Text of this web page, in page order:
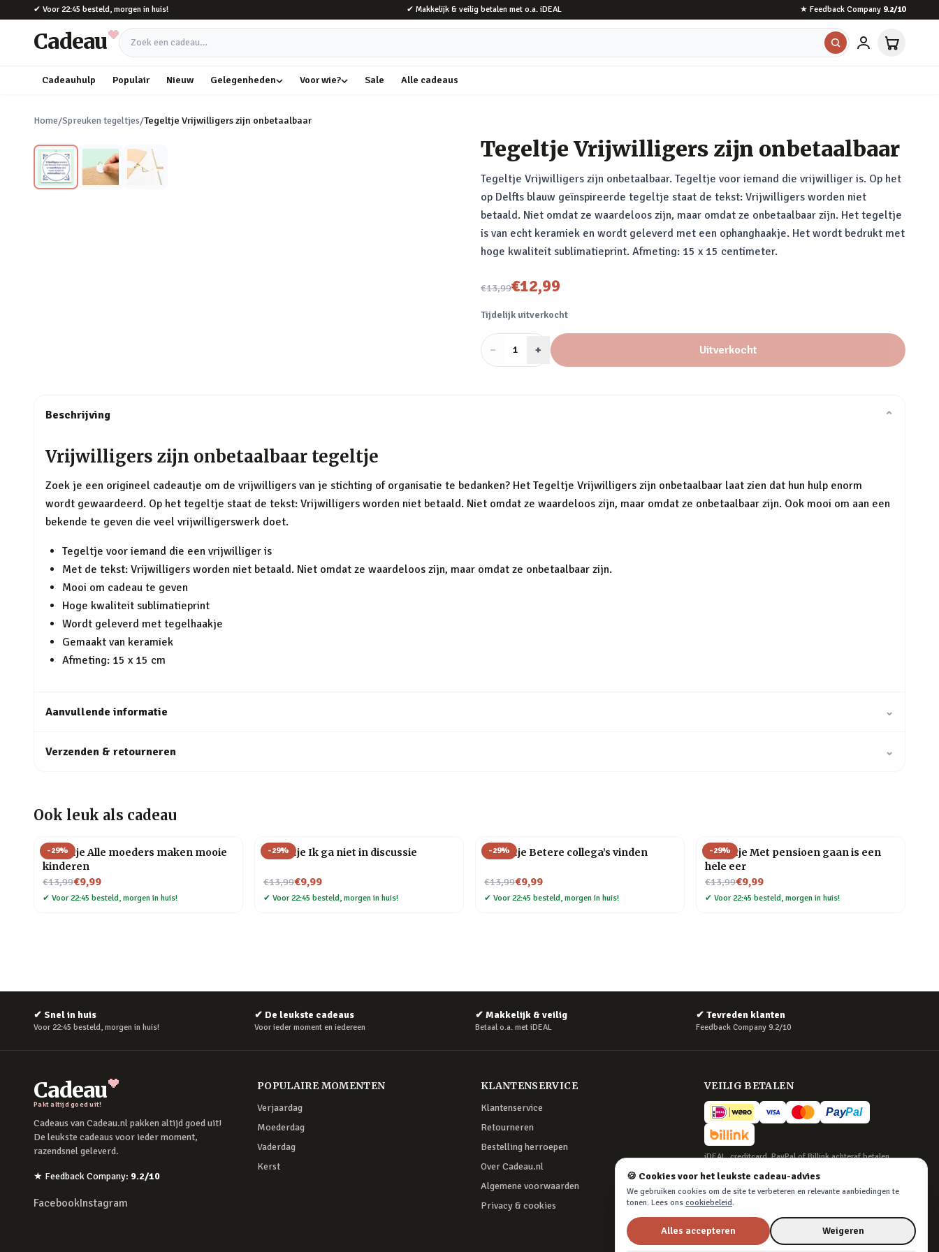
Naar hoofdinhoud
✔ Voor 22:45 besteld, morgen in huis! ✔ Makkelijk & veilig betalen met o.a. iDEAL ★ Feedback Company 9.2/10
Cadeau Zoek een cadeau
Cadeauhulp Populair Nieuw Gelegenheden Voor wie? Sale Alle cadeaus
Home/Spreuken tegeltjes/Tegeltje Vrijwilligers zijn onbetaalbaar
Tegeltje Vrijwilligers zijn onbetaalbaar
Tegeltje Vrijwilligers zijn onbetaalbaar. Tegeltje voor iemand die vrijwilliger is. Op het
op Delfts blauw geïnspireerde tegeltje staat de tekst: Vrijwilligers worden niet
betaald. Niet omdat ze waardeloos zijn, maar omdat ze onbetaalbaar zijn. Het tegeltje
is van echt keramiek en wordt geleverd met een ophanghaakje. Het wordt bedrukt met
hoge kwaliteit sublimatieprint. Afmeting: 15 x 15 centimeter.
€13,99
Nu voor€12,99
Tijdelijk uitverkocht
− Aantal
1 + Uitverkocht
Beschrijving ⌄
Vrijwilligers zijn onbetaalbaar tegeltje
Zoek je een origineel cadeautje om de vrijwilligers van je stichting of organisatie te bedanken? Het Tegeltje Vrijwilligers zijn onbetaalbaar laat zien dat hun hulp enorm
wordt gewaardeerd. Op het tegeltje staat de tekst: Vrijwilligers worden niet betaald. Niet omdat ze waardeloos zijn, maar omdat ze onbetaalbaar zijn. Ook mooi om aan een
bekende te geven die veel vrijwilligerswerk doet.
Tegeltje voor iemand die een vrijwilliger is
Met de tekst: Vrijwilligers worden niet betaald. Niet omdat ze waardeloos zijn, maar omdat ze onbetaalbaar zijn.
Mooi om cadeau te geven
Hoge kwaliteit sublimatieprint
Wordt geleverd met tegelhaakje
Gemaakt van keramiek
Afmeting: 15 x 15 cm
Aanvullende informatie ⌄
Verzenden & retourneren ⌄
Ook leuk als cadeau
-29%
Tegeltje Alle moeders maken mooie
kinderen
€13,99
Nu voor€9,99
✔ Voor 22:45 besteld, morgen in huis!
-29%
Tegeltje Ik ga niet in discussie
€13,99
Nu voor€9,99
✔ Voor 22:45 besteld, morgen in huis!
-29%
Tegeltje Betere collega’s vinden
€13,99
Nu voor€9,99
✔ Voor 22:45 besteld, morgen in huis!
-29%
Tegeltje Met pensioen gaan is een
hele eer
€13,99
Nu voor€9,99
✔ Voor 22:45 besteld, morgen in huis!
✔ Snel in huis
Voor 22:45 besteld, morgen in huis!
✔ De leukste cadeaus
Voor ieder moment en iedereen
✔ Makkelijk & veilig
Betaal o.a. met iDEAL
✔ Tevreden klanten
Feedback Company 9.2/10
Cadeau
Pakt altijd goed uit!
Cadeaus van Cadeau.nl pakken altijd goed uit!
De leukste cadeaus voor ieder moment,
razendsnel geleverd.
★ Feedback Company: 9.2/10
FacebookInstagram
POPULAIRE MOMENTEN
Verjaardag
Moederdag
Vaderdag
Kerst
KLANTENSERVICE
Klantenservice
Retourneren
Bestelling herroepen
Over Cadeau.nl
Algemene voorwaarden
Privacy & cookies
VEILIG BETALEN
iDEAL, creditcard, PayPal of Billink achteraf betalen
BEZORGING
Voor 22:45 besteld, morgen in huis. Tot 365
dagen retourneren.
🍪 Cookies voor het leukste cadeau-advies
We gebruiken cookies om de site te verbeteren en relevante aanbiedingen te
tonen. Lees ons cookiebeleid.
Alles accepteren Weigeren